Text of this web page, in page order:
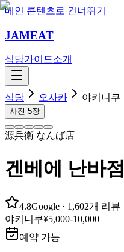
메인 콘텐츠로 건너뛰기
JAMEAT
식당가이드소개
식당 오사카 야키니쿠
사진 5장
源兵衛 なんば店
겐베에 난바점
4.8Google · 1,602개 리뷰
야키니쿠¥5,000-10,000
예약 가능